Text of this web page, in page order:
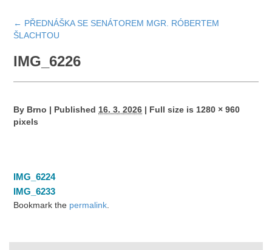
← PŘEDNÁŠKA SE SENÁTOREM MGR. RÓBERTEM
ŠLACHTOU
IMG_6226
By Brno | Published 16. 3. 2026 | Full size is1280 × 960
pixels
IMG_6224
IMG_6233
Bookmark the permalink.